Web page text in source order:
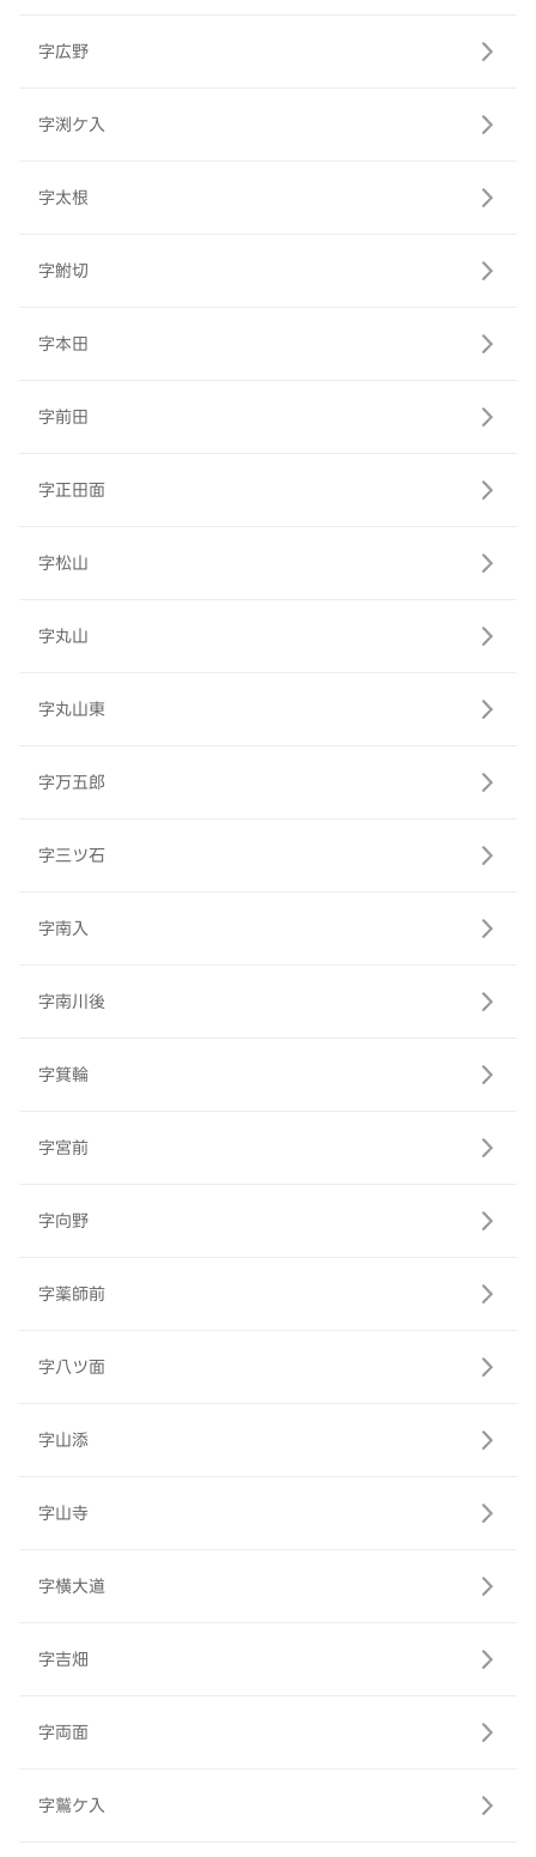
字広野
字渕ケ入
字太根
字鮒切
字本田
字前田
字正田面
字松山
字丸山
字丸山東
字万五郎
字三ツ石
字南入
字南川後
字箕輪
字宮前
字向野
字薬師前
字八ツ面
字山添
字山寺
字横大道
字吉畑
字両面
字鷲ケ入